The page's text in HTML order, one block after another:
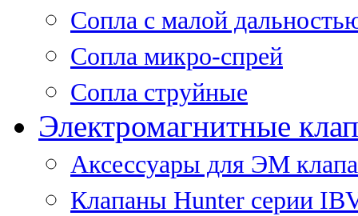
Сопла с малой
Сопла микро-спрей
Сопла струйные
Электромагнитные
Аксессуары для ЭМ
Клапаны Hunter серии